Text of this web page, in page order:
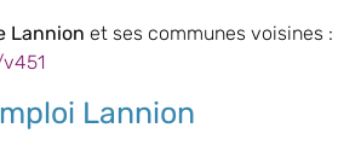
Lannion et ses communes voisines :
Lannion